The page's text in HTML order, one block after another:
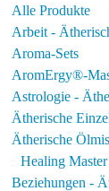
Alle Produkte
Arbeit -
Aroma-Sets
AromErgy®-
Astrologie -
Ätherische
Ätherische
Healing Master
Beziehungen -